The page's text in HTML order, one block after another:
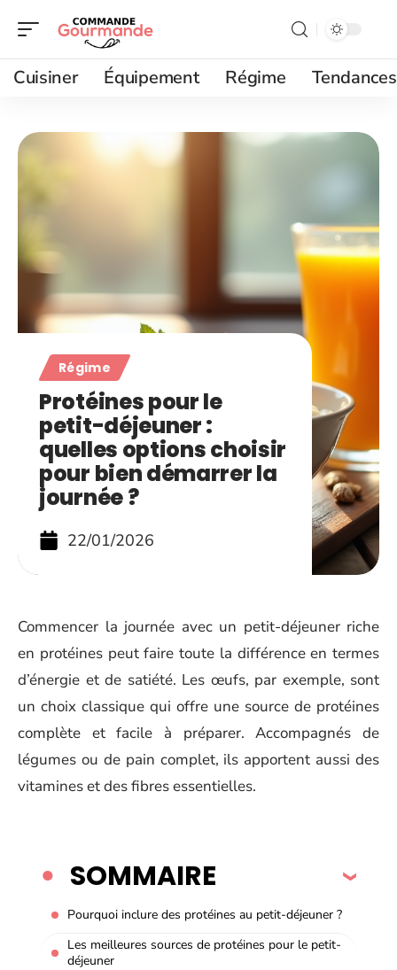
Cuisiner Équipement Régime Tendances
Régime
Protéines pour le
petit-déjeuner :
quelles options choisir
pour bien démarrer la
journée ?
22/01/2026
Commencer la journée avec un petit-déjeuner riche
en protéines peut faire toute la différence en termes
d’énergie et de satiété. Les œufs, par exemple, sont
un choix classique qui offre une source de protéines
complète et facile à préparer. Accompagnés de
légumes ou de pain complet, ils apportent aussi des
vitamines et des fibres essentielles.
SOMMAIRE
Pourquoi inclure des protéines au petit-déjeuner ?
Les meilleures sources de protéines pour le petit-
déjeuner